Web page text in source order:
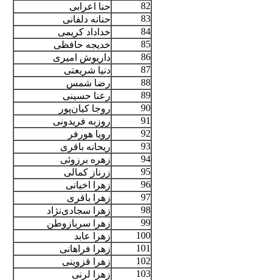
82
حنا اعرابی
83
حنانه دلفانی
84
خداداد کریمی
85
خدیجه حافظی
86
داریوش امیری
87
دنیا شریعتی
88
رضا شمس
89
رعنا حسینی
90
روجا کیان‌پور
91
روزبه فریدونی
92
رويا هورفر
93
ریحانه باقری
94
زهره برزوئی
95
زرناز کمالی
96
زهرا اخیانی
97
زهرا باقری
98
زهرا سجادی‌نژاد
99
زهرا سربازوطن
100
زهرا عابد
101
زهرا فراهانی
102
زهرا قزوینی
103
زهرا لرنی